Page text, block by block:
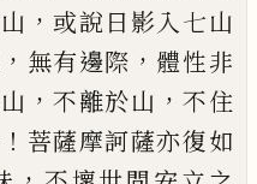
， 或說日影入七山
， 無有邊際 ， 體性非
，不離於山 ，不住
！ 菩薩摩訶薩亦復如